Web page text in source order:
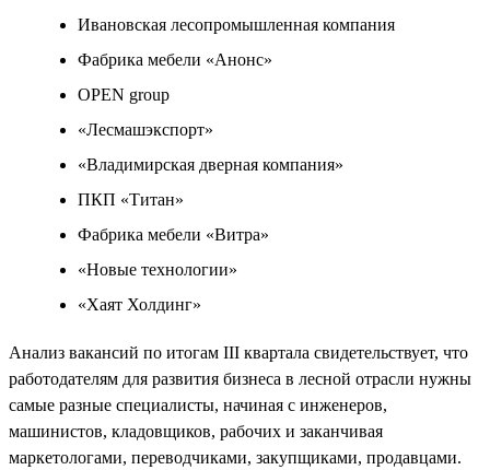
Ивановская лесопромышленная компания
Фабрика мебели «Анонс»
OPEN group
«Лесмашэкспорт»
«Владимирская дверная компания»
ПКП «Титан»
Фабрика мебели «Витра»
«Новые технологии»
«Хаят Холдинг»
Анализ вакансий по итогам III квартала свидетельствует, что
работодателям для развития бизнеса в лесной отрасли нужны
самые разные специалисты, начиная с инженеров,
машинистов, кладовщиков, рабочих и заканчивая
маркетологами, переводчиками, закупщиками, продавцами.